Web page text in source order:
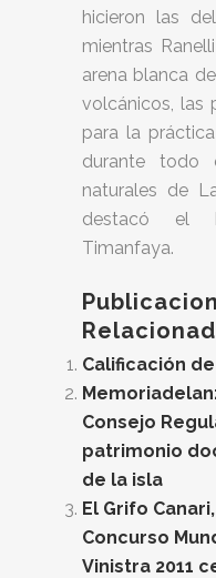
hicieron las
mientras
arena blanca
volcánicos, las
para la
durante todo
naturales de
destacó el
Timanfaya.
Calificación
Consejo
patrimonio
de la isla
El Grifo
Concurso
Vinistra 2011